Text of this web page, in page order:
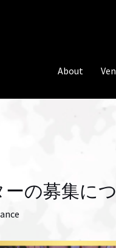
About
の募集に